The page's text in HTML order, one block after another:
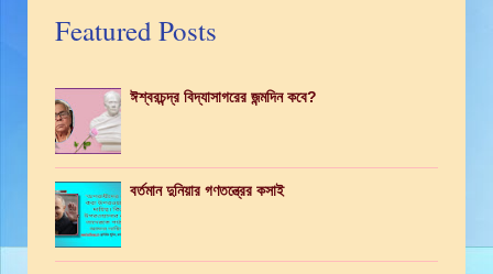
Featured Posts
ঈশ্বরচন্দ্র বিদ্যাসাগরের জন্মদিন কবে?
বর্তমান দুনিয়ার গণতন্ত্রের কসাই